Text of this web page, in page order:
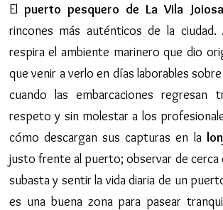
El puerto pesquero de La Vila Joiosa
rincones más auténticos de la
respira el ambiente marinero que dio
que venir a verlo en días laborables
cuando las embarcaciones regresan
respeto y sin molestar a los
cómo descargan sus capturas en la
justo frente al puerto; observar de cerca
subasta y sentir la vida diaria de un
es una buena zona para pasear